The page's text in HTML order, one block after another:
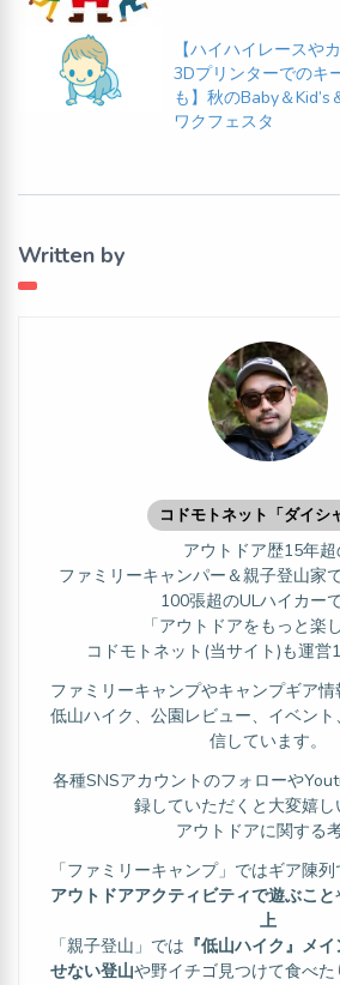
【ハイハイレースや
3Dプリンターでのキ
も】秋のBaby＆Kid’s
ワクフェスタ
Written by
コドモトネット「ダイシ
アウトドア歴15年
ファミリーキャンパー＆親子登山家
100張超のULハイカーで
「アウトドアをもっと楽
コドモトネット(当サイト)も運営
ファミリーキャンプやキャンプギア
低山ハイク、公園レビュー、イベン
信しています。
各種SNSアカウントのフォローや
録していただくと大変嬉し
アウトドアに関する
「ファミリーキャンプ」ではギア陳
アウトドアアクティビティで遊ぶこと
上
「親子登山」では 『低山ハイク』メイ
せない登山や野イチゴ見つけて食べ